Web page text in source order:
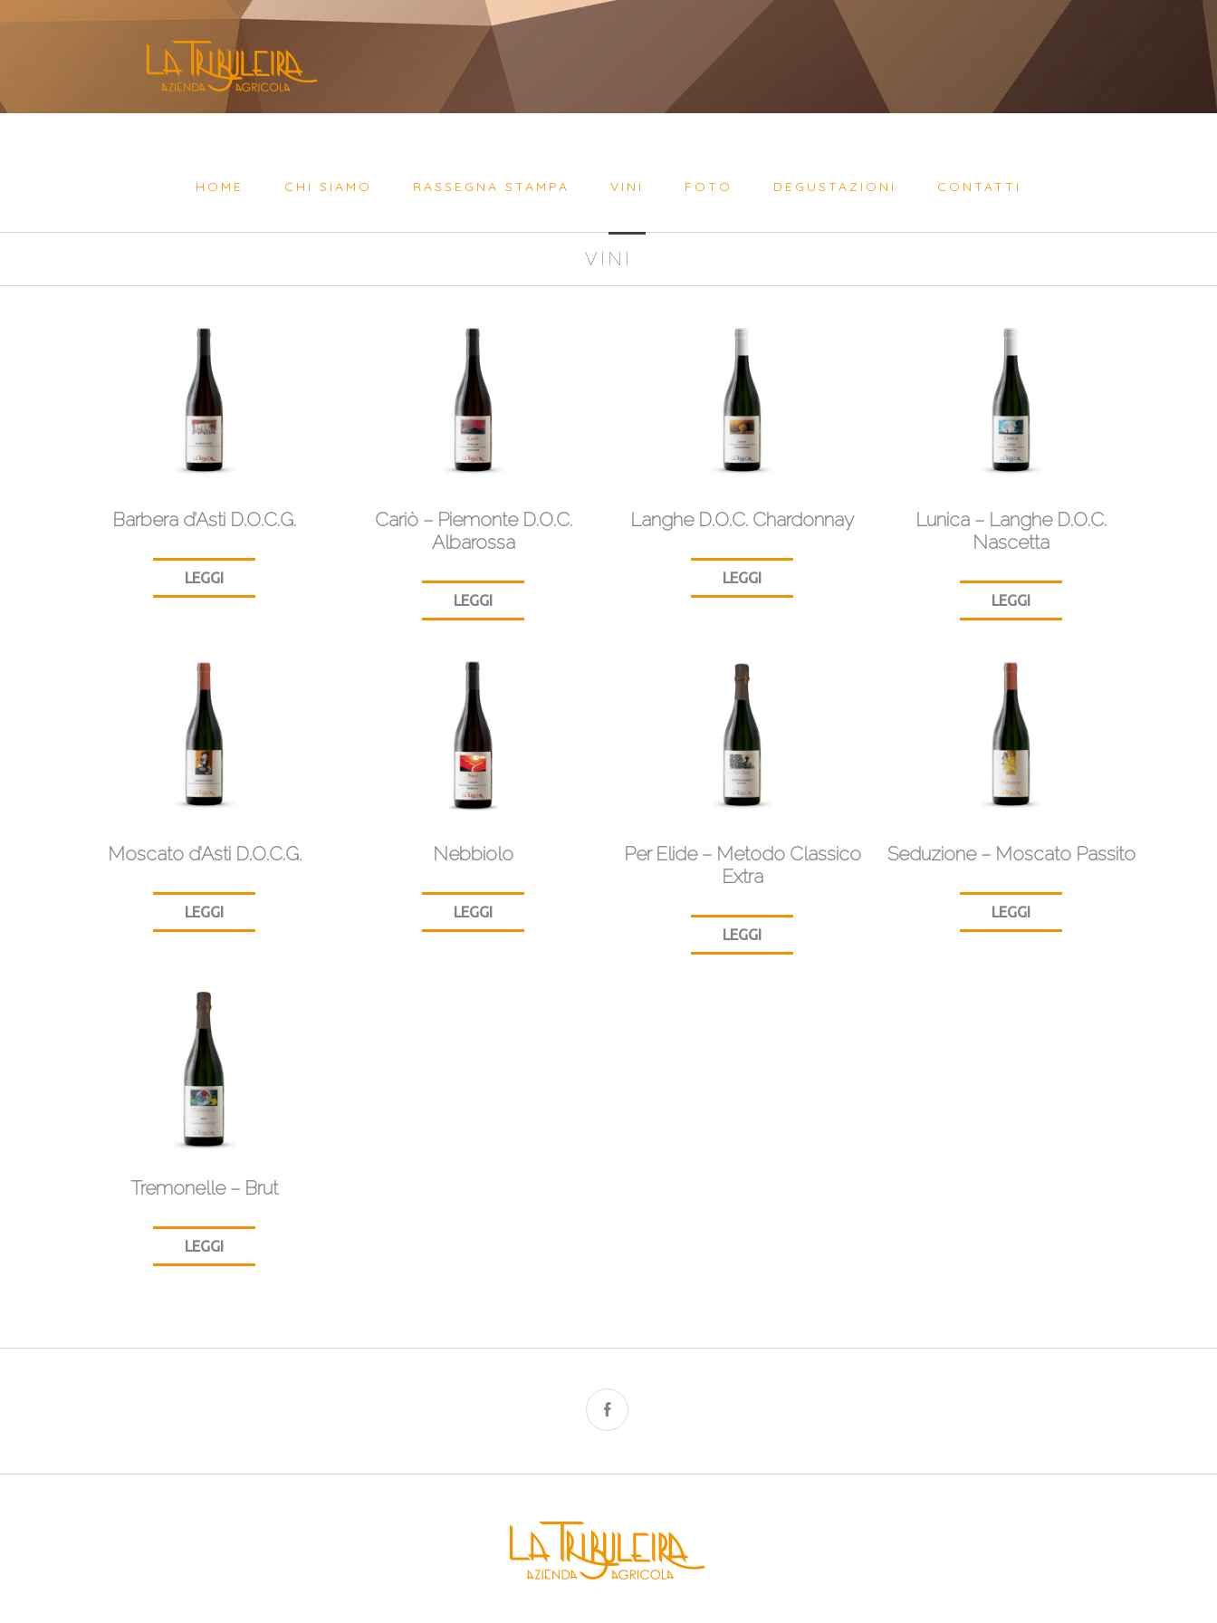
HOME CHI SIAMO RASSEGNA STAMPA VINI FOTO DEGUSTAZIONI CONTATTI
VINI
Barbera d’Asti D.O.C.G.
LEGGI
Cariò – Piemonte D.O.C.
Albarossa
LEGGI
Langhe D.O.C. Chardonnay
LEGGI
Lunica – Langhe D.O.C.
Nascetta
LEGGI
Moscato d’Asti D.O.C.G.
LEGGI
Nebbiolo
LEGGI
Per Elide – Metodo Classico
Extra
LEGGI
Seduzione – Moscato Passito
LEGGI
Tremonelle – Brut
LEGGI